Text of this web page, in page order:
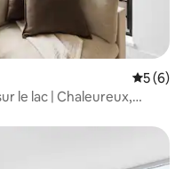
Note
5 (6)
le lac | Chaleureux,